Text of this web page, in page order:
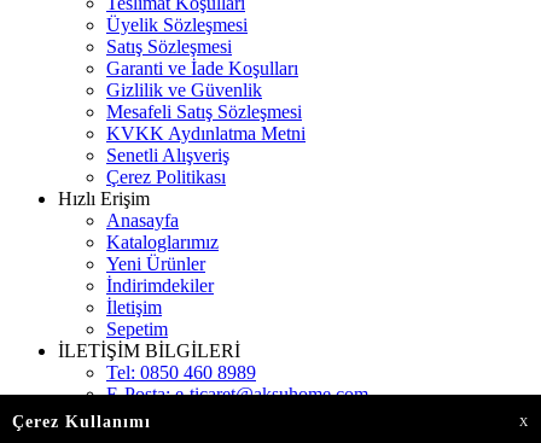
Üyelik Sözleşmesi
Satış Sözleşmesi
Garanti ve İade Koşulları
Gizlilik ve Güvenlik
Mesafeli Satış Sözleşmesi
KVKK Aydınlatma Metni
Senetli Alışveriş
Çerez Politikası
Hızlı Erişim
Anasayfa
Kataloglarımız
Yeni Ürünler
İndirimdekiler
İletişim
Sepetim
İLETİŞİM BİLGİLERİ
Tel: 0850 460 8989
E-Posta:e-ticaret@aksuhome.com
Adres:
Çerez Kullanımı X